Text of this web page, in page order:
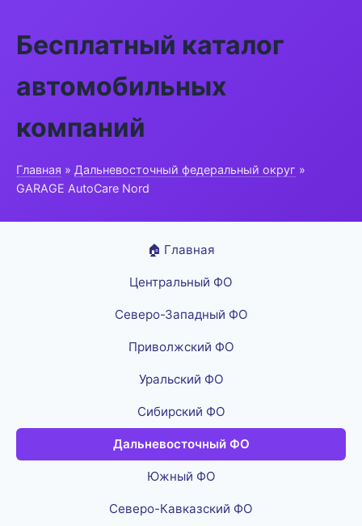
Бесплатный каталог
автомобильных
компаний
Главная » Дальневосточный федеральный округ »
GARAGE AutoCare Nord
🏠 Главная
Центральный ФО
Северо-Западный ФО
Приволжский ФО
Уральский ФО
Сибирский ФО
Дальневосточный ФО
Южный ФО
Северо-Кавказский ФО